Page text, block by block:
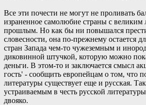
Все эти почести не могут не проливать
израненное самолюбие страны с великим
прошлым. Но как бы ни повышался
словесности, она по-прежнему остается
стран Запада чем-то чужеземным и
диковинной штучкой, которую можно
деньги. В этом-то и заключается смысл
гость' - сообщить европейцам о том, что
литературы существует еще и русская.
устраиваемым в честь русской
двояко.